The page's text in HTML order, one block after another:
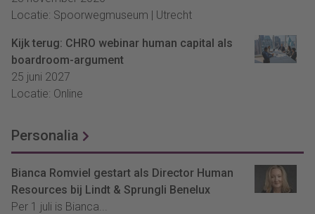
Locatie: Spoorwegmuseum | Utrecht
Kijk terug: CHRO webinar human capital als
boardroom-argument
25 juni 2027
Locatie: Online
Personalia
Bianca Romviel gestart als Director Human
Resources bij Lindt & Sprungli Benelux
Per 1 juli is Bianca...